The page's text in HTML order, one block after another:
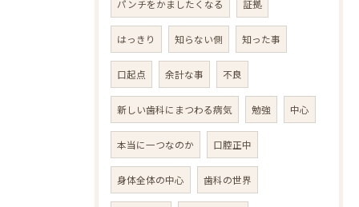
パンチをかましたくなる 証拠
はっきり 知らない側 知った事
口起点 余計な事 不良
新しい歯科にまつわる病気 勉強 中心
本当に一つなのか 口腔正中
身体全体の中心 歯科の世界